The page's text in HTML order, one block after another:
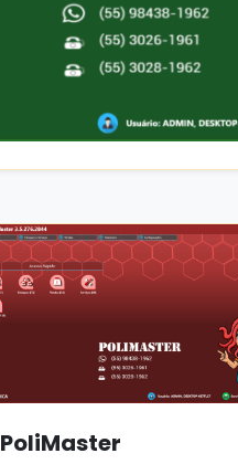
PoliMaster